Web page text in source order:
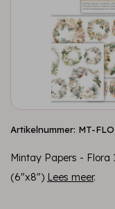
Artikelnummer: MT-
Mintay Papers - Flora
(6"x8") Lees meer.